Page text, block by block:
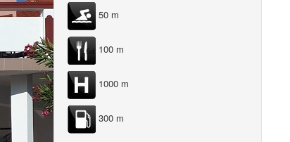
50 m
100 m
1000 m
300 m